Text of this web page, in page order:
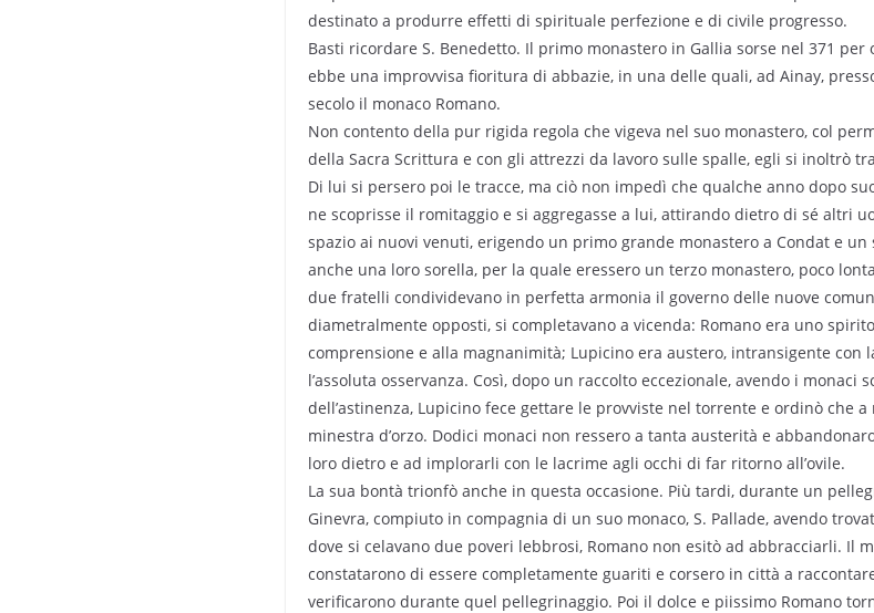
destinato a produrre effetti di spirituale perfezione e di civile progresso.
Basti ricordare S. Benedetto. Il primo monastero in Gallia sorse nel 371
ebbe una improvvisa fioritura di abbazie, in una delle quali, ad Ainay,
secolo il monaco Romano.
Non contento della pur rigida regola che vigeva nel suo monastero, col
della Sacra Scrittura e con gli attrezzi da lavoro sulle spalle, egli si inoltrò
Di lui si persero poi le tracce, ma ciò non impedì che qualche anno dopo
ne scoprisse il romitaggio e si aggregasse a lui, attirando dietro di sé altri
spazio ai nuovi venuti, erigendo un primo grande monastero a Condat e un
anche una loro sorella, per la quale eressero un terzo monastero, poco
due fratelli condividevano in perfetta armonia il governo delle nuove
diametralmente opposti, si completavano a vicenda: Romano era uno
comprensione e alla magnanimità; Lupicino era austero, intransigente con
l’assoluta osservanza. Così, dopo un raccolto eccezionale, avendo i monaci
dell’astinenza, Lupicino fece gettare le provviste nel torrente e ordinò che
minestra d’orzo. Dodici monaci non ressero a tanta austerità e
loro dietro e ad implorarli con le lacrime agli occhi di far ritorno all’ovile.
La sua bontà trionfò anche in questa occasione. Più tardi, durante un
Ginevra, compiuto in compagnia di un suo monaco, S. Pallade, avendo
dove si celavano due poveri lebbrosi, Romano non esitò ad abbracciarli. Il
constatarono di essere completamente guariti e corsero in città a
verificarono durante quel pellegrinaggio. Poi il dolce e piissimo Romano